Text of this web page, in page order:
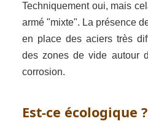
Techniquement oui, mais
armé "mixte". La présence
en place des aciers très
des zones de vide autour
corrosion.
Est-ce écologique ?